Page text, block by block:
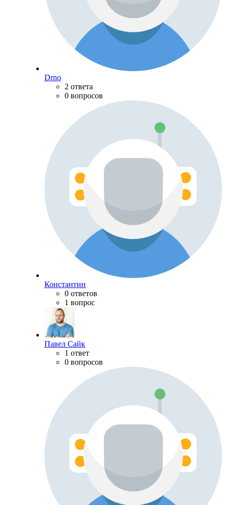
Drno
2 ответа
0 вопросов
Константин
0 ответов
1 вопрос
Павел Сайк
1 ответ
0 вопросов